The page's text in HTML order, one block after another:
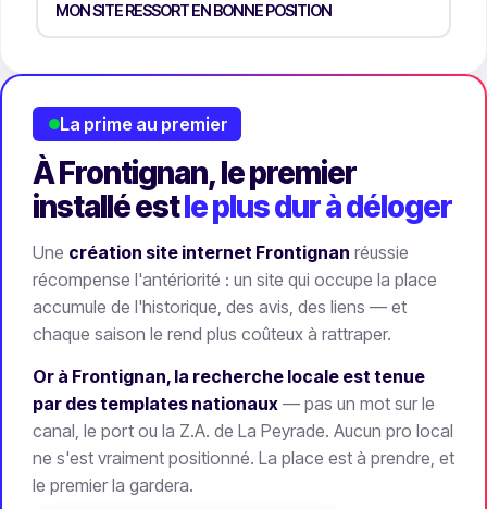
MON SITE RESSORT EN BONNE POSITION
La prime au premier
À Frontignan, le premier
installé estle plus dur à déloger
Une création site internet Frontignan réussie
récompense l'antériorité : un site qui occupe la place
accumule de l'historique, des avis, des liens — et
chaque saison le rend plus coûteux à rattraper.
Or à Frontignan, la recherche locale est tenue
par des templates nationaux — pas un mot sur le
canal, le port ou la Z.A. de La Peyrade. Aucun pro local
ne s'est vraiment positionné. La place est à prendre, et
le premier la gardera.